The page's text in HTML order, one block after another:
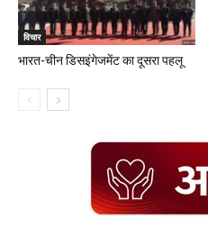
विचार
भारत-चीन डिसइंगेजमेंट का दूसरा पहलू